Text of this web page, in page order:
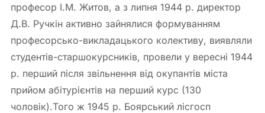
професор І.М. Житов, а з липня 1944 р. директор
Д.В. Ручкін активно зайнялися формуванням
професорсько-викладацького колективу, виявляли
студентів-старшокурсників, провели у вересні 1944
р. перший після звільнення від окупантів міста
прийом абітурієнтів на перший курс (130
чоловік).Того ж 1945 р. Боярський лісгосп